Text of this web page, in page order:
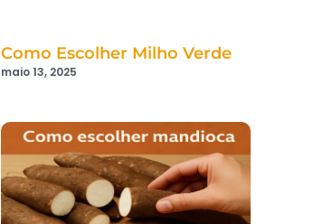
Como Escolher Milho Verde
maio 13, 2025